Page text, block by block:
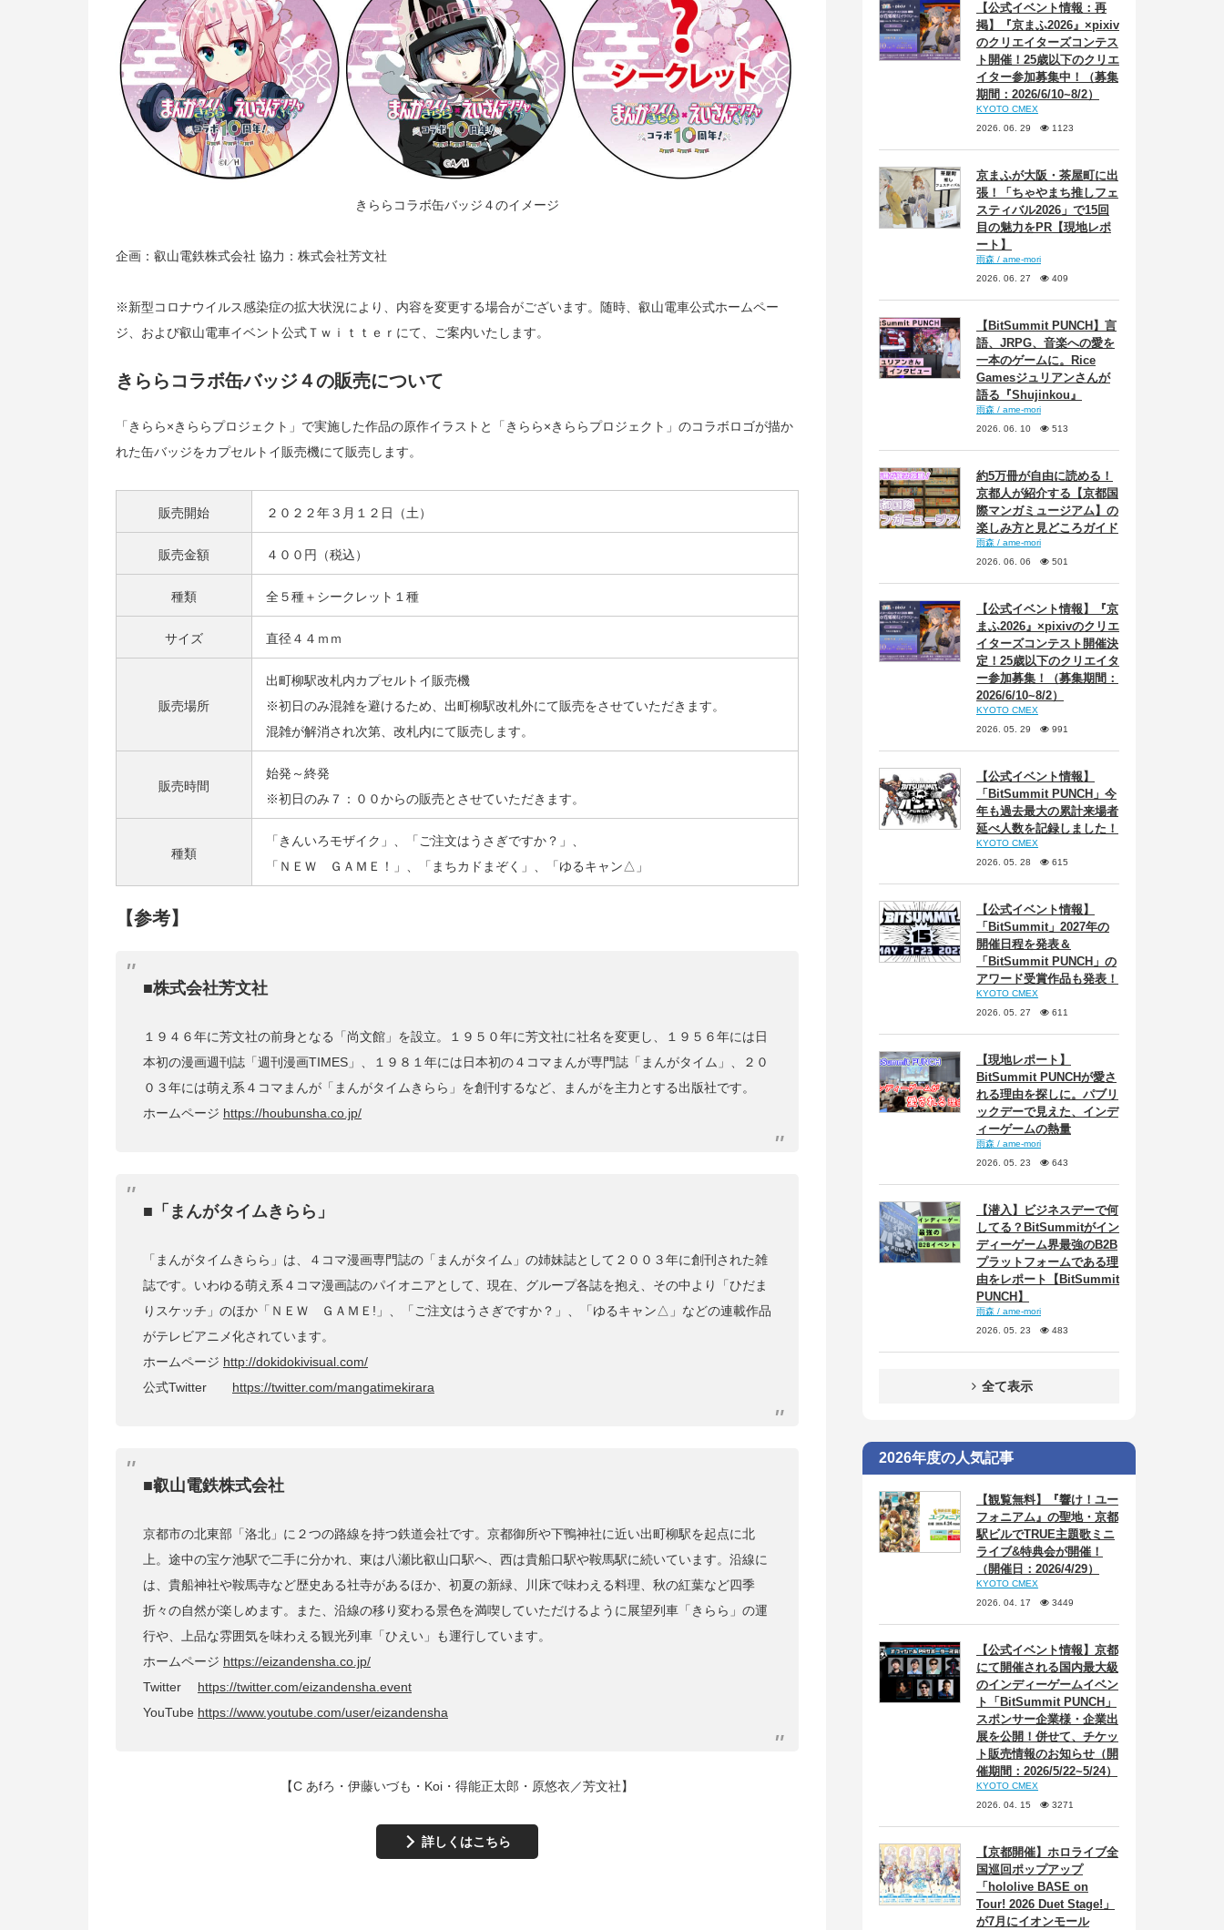
きららコラボ缶バッジ４のイメージ
企画：叡山電鉄株式会社 協力：株式会社芳文社
※新型コロナウイルス感染症の拡大状況により、内容を変更する場合がございます。随時、叡山電車公式ホームペー
ジ、および叡山電車イベント公式Ｔｗｉｔｔｅｒにて、ご案内いたします。
きららコラボ缶バッジ４の販売について
「きらら×きららプロジェクト」で実施した作品の原作イラストと「きらら×きららプロジェクト」のコラボロゴが描か
れた缶バッジをカプセルトイ販売機にて販売します。
販売開始 ２０２２年３月１２日（土）
販売金額 ４００円（税込）
種類 全５種＋シークレット１種
サイズ 直径４４ｍｍ
販売場所
出町柳駅改札内カプセルトイ販売機
※初日のみ混雑を避けるため、出町柳駅改札外にて販売をさせていただきます。
混雑が解消され次第、改札内にて販売します。
販売時間
始発～終発
※初日のみ７：００からの販売とさせていただきます。
種類
「きんいろモザイク」、「ご注文はうさぎですか？」、
「ＮＥＷ ＧＡＭＥ！」、「まちカドまぞく」、「ゆるキャン△」
【参考】
■株式会社芳文社
１９４６年に芳文社の前身となる「尚文館」を設立。１９５０年に芳文社に社名を変更し、１９５６年には日
本初の漫画週刊誌「週刊漫画TIMES」、１９８１年には日本初の４コマまんが専門誌「まんがタイム」、２０
０３年には萌え系４コマまんが「まんがタイムきらら」を創刊するなど、まんがを主力とする出版社です。
ホームページ https://houbunsha.co.jp/
■「まんがタイムきらら」
「まんがタイムきらら」は、４コマ漫画専門誌の「まんがタイム」の姉妹誌として２００３年に創刊された雑
誌です。いわゆる萌え系４コマ漫画誌のパイオニアとして、現在、グループ各誌を抱え、その中より「ひだま
りスケッチ」のほか「ＮＥＷ ＧＡＭＥ!」、「ご注文はうさぎですか？」、「ゆるキャン△」などの連載作品
がテレビアニメ化されています。
ホームページ http://dokidokivisual.com/
公式Twitter https://twitter.com/mangatimekirara
■叡山電鉄株式会社
京都市の北東部「洛北」に２つの路線を持つ鉄道会社です。京都御所や下鴨神社に近い出町柳駅を起点に北
上。途中の宝ケ池駅で二手に分かれ、東は八瀬比叡山口駅へ、西は貴船口駅や鞍馬駅に続いています。沿線に
は、貴船神社や鞍馬寺など歴史ある社寺があるほか、初夏の新緑、川床で味わえる料理、秋の紅葉など四季
折々の自然が楽しめます。また、沿線の移り変わる景色を満喫していただけるように展望列車「きらら」の運
行や、上品な雰囲気を味わえる観光列車「ひえい」も運行しています。
ホームページ https://eizandensha.co.jp/
Twitter https://twitter.com/eizandensha.event
YouTube https://www.youtube.com/user/eizandensha
【C あfろ・伊藤いづも・Koi・得能正太郎・原悠衣／芳文社】
詳しくはこちら
【公式イベント情報：再
掲】『京まふ2026』×pixiv
のクリエイターズコンテス
ト開催！25歳以下のクリエ
イター参加募集中！（募集
期間：2026/6/10~8/2）
KYOTO CMEX
2026. 06. 29
1123
京まふが大阪・茶屋町に出
張！「ちゃやまち推しフェ
スティバル2026」で15回
目の魅力をPR【現地レポ
ート】
雨森 / ame-mori
2026. 06. 27
409
【BitSummit PUNCH】言
語、JRPG、音楽への愛を
一本のゲームに。Rice
Gamesジュリアンさんが
語る『Shujinkou』
雨森 / ame-mori
2026. 06. 10
513
約5万冊が自由に読める！
京都人が紹介する【京都国
際マンガミュージアム】の
楽しみ方と見どころガイド
雨森 / ame-mori
2026. 06. 06
501
【公式イベント情報】『京
まふ2026』×pixivのクリエ
イターズコンテスト開催決
定！25歳以下のクリエイタ
ー参加募集！（募集期間：
2026/6/10~8/2）
KYOTO CMEX
2026. 05. 29
991
【公式イベント情報】
「BitSummit PUNCH」今
年も過去最大の累計来場者
延べ人数を記録しました！
KYOTO CMEX
2026. 05. 28
615
【公式イベント情報】
「BitSummit」2027年の
開催日程を発表＆
「BitSummit PUNCH」の
アワード受賞作品も発表！
KYOTO CMEX
2026. 05. 27
611
【現地レポート】
BitSummit PUNCHが愛さ
れる理由を探しに。パブリ
ックデーで見えた、インデ
ィーゲームの熱量
雨森 / ame-mori
2026. 05. 23
643
【潜入】ビジネスデーで何
してる？BitSummitがイン
ディーゲーム界最強のB2B
プラットフォームである理
由をレポート【BitSummit
PUNCH】
雨森 / ame-mori
2026. 05. 23
483
全て表示
2026年度の人気記事
【観覧無料】『響け！ユー
フォニアム』の聖地・京都
駅ビルでTRUE主題歌ミニ
ライブ&特典会が開催！
（開催日：2026/4/29）
KYOTO CMEX
2026. 04. 17
3449
【公式イベント情報】京都
にて開催される国内最大級
のインディーゲームイベン
ト「BitSummit PUNCH」
スポンサー企業様・企業出
展を公開！併せて、チケッ
ト販売情報のお知らせ（開
催期間：2026/5/22~5/24）
KYOTO CMEX
2026. 04. 15
3271
【京都開催】ホロライブ全
国巡回ポップアップ
「hololive BASE on
Tour! 2026 Duet Stage!」
が7月にイオンモール